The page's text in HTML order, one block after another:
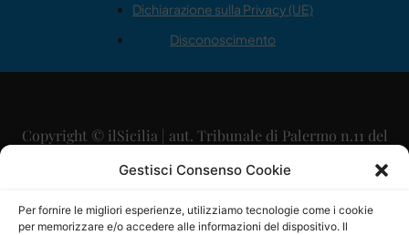
Gestisci Consenso Cookie
Per fornire le migliori esperienze, utilizziamo tecnologie come i cookie
per memorizzare e/o accedere alle informazioni del dispositivo. Il
Dichiarazione sulla Privacy (UE)
Disconoscimento
Copyright © ilSicilia | aut. Tribunale di Palermo n.11 del
29/09/2015